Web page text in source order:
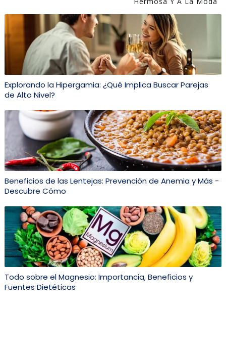
Explorando la Hipergamia: ¿Qué Implica Buscar Parejas
de Alto Nivel?
Beneficios de las Lentejas: Prevención de Anemia y Más -
Descubre Cómo
Todo sobre el Magnesio: Importancia, Beneficios y
Fuentes Dietéticas